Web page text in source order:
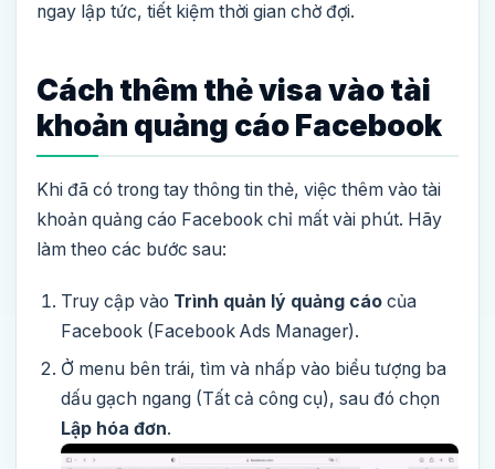
ngay lập tức, tiết kiệm thời gian chờ đợi.
Cách thêm thẻ visa vào tài
khoản quảng cáo Facebook
Khi đã có trong tay thông tin thẻ, việc thêm vào tài
khoản quảng cáo Facebook chỉ mất vài phút. Hãy
làm theo các bước sau:
Truy cập vào Trình quản lý quảng cáo của
Facebook (Facebook Ads Manager).
Ở menu bên trái, tìm và nhấp vào biểu tượng ba
dấu gạch ngang (Tất cả công cụ), sau đó chọn
Lập hóa đơn.